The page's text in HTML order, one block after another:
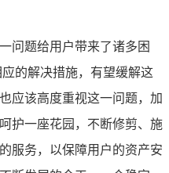
问题给用户带来了诸多困
的解决措施，有望缓解这
应该高度重视这一问题，加
护一座花园，不断修剪、施
服务，以保障用户的资产安